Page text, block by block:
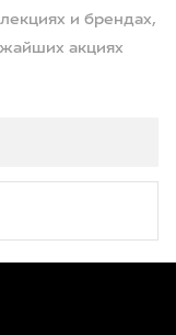
и брендах,
акциях